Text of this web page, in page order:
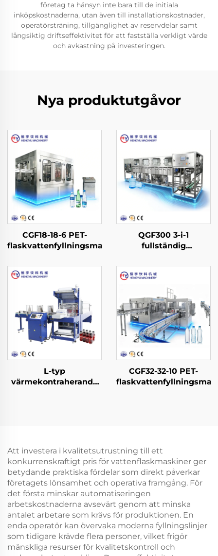
företag ta hänsyn inte bara till de initiala
inköpskostnaderna, utan även till installationskostnader,
operatörsträning, tillgänglighet av reservdelar samt
långsiktig driftseffektivitet för att fastställa verkligt värde
och avkastning på investeringen.
Nya produktutgåvor
CGF18-18-6 PET-
flaskvattenfyllningsmaskin
QGF300 3-i-1
fullständig
fatvatten
L-typ
värmekontraherande
CGF32-32-10 PET-
Att investera i kvalitetsutrustning till ett
konkurrenskraftigt pris för vattenflaskmaskiner ger
betydande praktiska fördelar som direkt påverkar
företagets lönsamhet och operativa framgång. För
det första minskar automatiseringen
arbetskostnaderna avsevärt genom att minska
antalet arbetare som krävs för produktionen. En
enda operatör kan övervaka moderna fyllningslinjer
som tidigare krävde flera personer, vilket frigör
mänskliga resurser för kvalitetskontroll och